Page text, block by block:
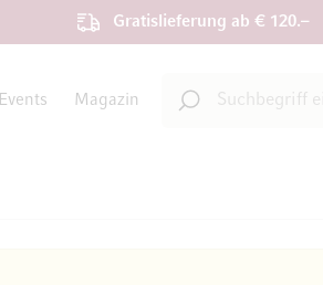
Gratislieferung ab € 120.–
Events Magazin
Suche